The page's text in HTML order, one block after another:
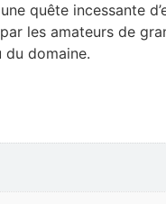
quête incessante
les amateurs de
domaine.